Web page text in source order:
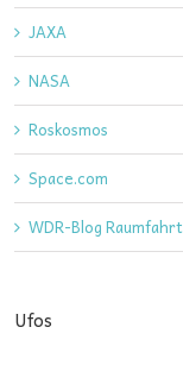
JAXA
NASA
Roskosmos
Space.com
WDR-Blog Raumfahrt
Ufos